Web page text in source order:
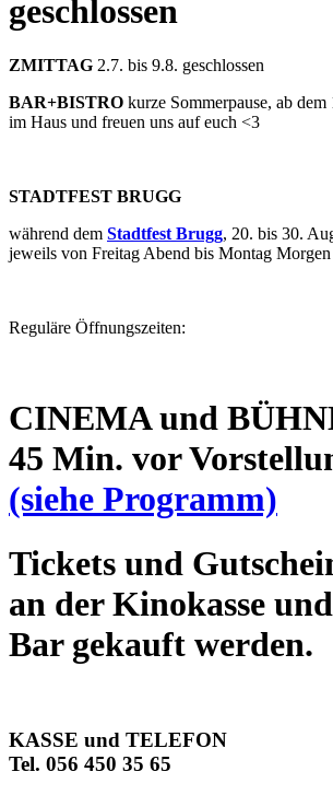
geschlossen
ZMITTAG 2.7. bis 9.8. geschlossen
BAR+BISTRO kurze Sommerpause, ab
im Haus und freuen uns auf euch <3
STADTFEST BRUGG
während dem Stadtfest Brugg, 20. bis 30.
jeweils von Freitag Abend bis Montag Morgen
Reguläre Öffnungszeiten:
CINEMA und
45 Min. vor
(siehe Programm)
Tickets und
an der Kinokasse
Bar gekauft werden.
KASSE und TELEFON
Tel. 056 450 35 65